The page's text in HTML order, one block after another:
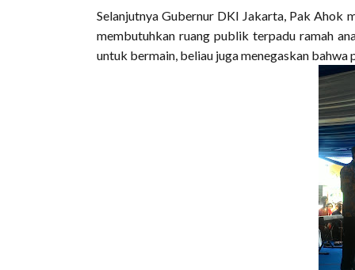
Selanjutnya Gubernur DKI Jakarta, Pak Ahok
membutuhkan ruang publik terpadu ramah
untuk bermain, beliau juga menegaskan bahwa